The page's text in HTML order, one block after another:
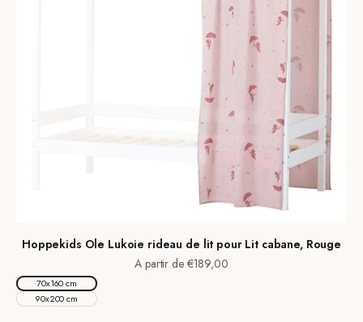
Hoppekids Ole Lukoie rideau de lit pour Lit cabane, Rouge
Prix de vente
A partir de €189,00
70x160 cm
90x200 cm